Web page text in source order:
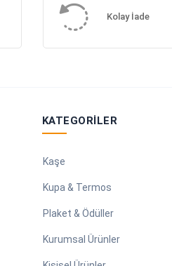
Kolay İade
KATEGORILER
Kaşe
Kupa & Termos
Plaket & Ödüller
Kurumsal Ürünler